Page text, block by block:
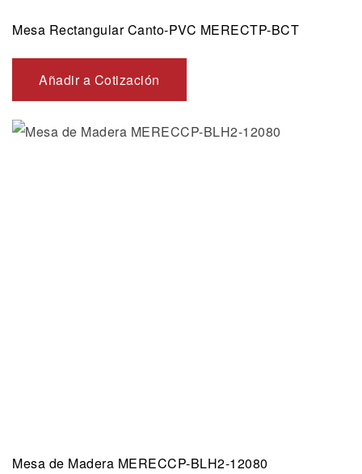
Mesa Rectangular Canto-PVC MERECTP-BCT
Añadir a Cotización
Mesa de Madera MERECCP-BLH2-12080